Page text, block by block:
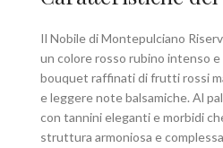
Il Nobile di Montepulciano
un colore rosso rubino intenso
bouquet raffinati di frutti rossi
e leggere note balsamiche. Al
con tannini eleganti e morbidi
struttura armoniosa e